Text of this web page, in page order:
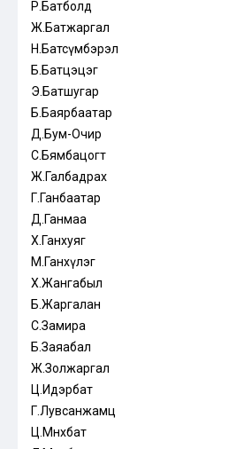
Р.Батболд
Ж.Батжаргал
Н.Батсүмбэрэл
Б.Батцэцэг
Э.Батшугар
Б.Баярбаатар
Д.Бум-Очир
С.Бямбацогт
Ж.Галбадрах
Г.Ганбаатар
Д.Ганмаа
Х.Ганхуяг
М.Ганхүлэг
Х.Жангабыл
Б.Жаргалан
С.Замира
Б.Заяабал
Ж.Золжаргал
Ц.Идэрбат
Г.Лувсанжамц
Ц.Мөнхбат